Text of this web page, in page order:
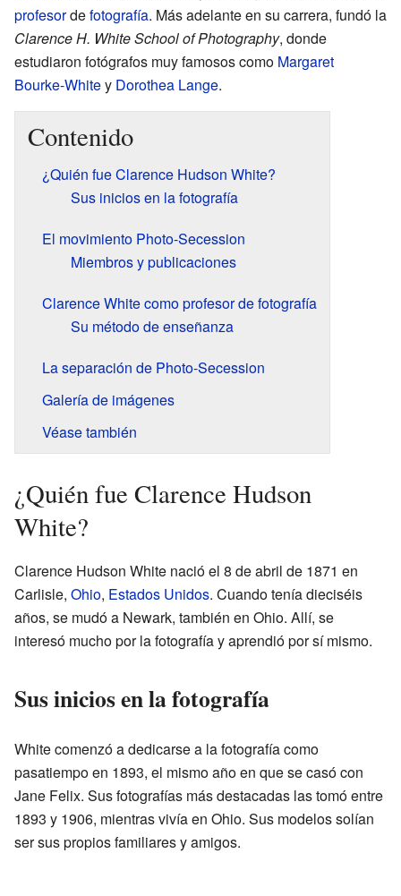
profesordefotografía. Más adelante en su carrera, fundó la
Clarence H. White School of Photography, donde
estudiaron fotógrafos muy famosos como Margaret
Bourke-Whitey Dorothea Lange.
Contenido
¿Quién fue Clarence Hudson White?
Sus inicios en la fotografía
El movimiento Photo-Secession
Miembros y publicaciones
Clarence White como profesor de fotografía
Su método de enseñanza
La separación de Photo-Secession
Galería de imágenes
Véase también
¿Quién fue Clarence Hudson
White?
Clarence Hudson White nació el 8 de abril de 1871 en
Carlisle, Ohio, Estados Unidos. Cuando tenía dieciséis
años, se mudó a Newark, también en Ohio. Allí, se
interesó mucho por la fotografía y aprendió por sí mismo.
Sus inicios en la fotografía
White comenzó a dedicarse a la fotografía como
pasatiempo en 1893, el mismo año en que se casó con
Jane Felix. Sus fotografías más destacadas las tomó entre
1893 y 1906, mientras vivía en Ohio. Sus modelos solían
ser sus propios familiares y amigos.